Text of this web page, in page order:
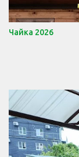
Чайка 2026